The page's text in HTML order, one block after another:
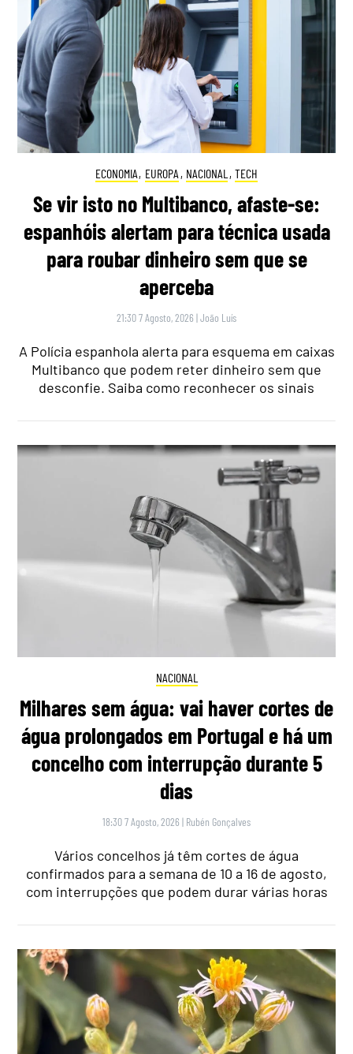
ECONOMIA, EUROPA , NACIONAL , TECH
Se vir isto no Multibanco, afaste-se:
espanhóis alertam para técnica usada
para roubar dinheiro sem que se
aperceba
21:30 7 Agosto, 2026 |João Luís
A Polícia espanhola alerta para esquema em caixas
Multibanco que podem reter dinheiro sem que
desconfie. Saiba como reconhecer os sinais
NACIONAL
Milhares sem água: vai haver cortes de
água prolongados em Portugal e há um
concelho com interrupção durante 5
dias
18:30 7 Agosto, 2026 | Rubén Gonçalves
Vários concelhos já têm cortes de água
confirmados para a semana de 10 a 16 de agosto,
com interrupções que podem durar várias horas